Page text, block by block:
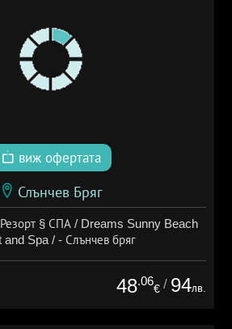
виж офертата
Слънчев Бряг
§ СПА / Dreams Sunny Beach
and Spa / - Слънчев бряг
48.06
€ / 94лв.